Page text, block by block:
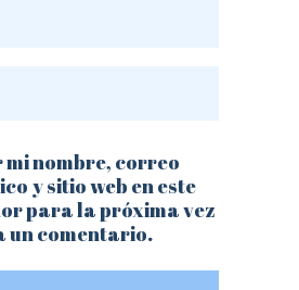
nombre, correo
y sitio web en este
para la próxima vez
un comentario.